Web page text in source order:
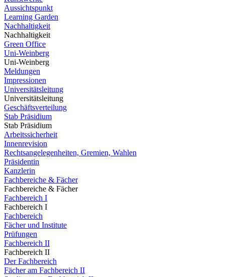
Aussichtspunkt
Learning Garden
Nachhaltigkeit
Nachhaltigkeit
Green Office
Uni-Weinberg
Uni-Weinberg
Meldungen
Impressionen
Universitätsleitung
Universitätsleitung
Geschäftsverteilung
Stab Präsidium
Stab Präsidium
Arbeitssicherheit
Innenrevision
Rechtsangelegenheiten, Gremien, Wahlen
Präsidentin
Kanzlerin
Fachbereiche & Fächer
Fachbereiche & Fächer
Fachbereich I
Fachbereich I
Fachbereich
Fächer und Institute
Prüfungen
Fachbereich II
Fachbereich II
Der Fachbereich
Fächer am Fachbereich II